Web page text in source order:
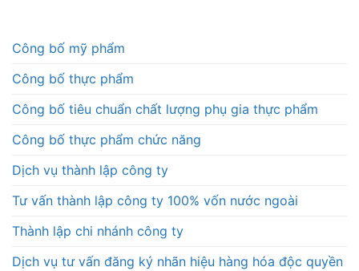
Công bố mỹ phẩm
Công bố thực phẩm
Công bố tiêu chuẩn chất lượng phụ gia thực phẩm
Công bố thực phẩm chức năng
Dịch vụ thành lập công ty
Tư vấn thành lập công ty 100% vốn nước ngoài
Thành lập chi nhánh công ty
Dịch vụ tư vấn đăng ký nhãn hiệu hàng hóa độc quyền